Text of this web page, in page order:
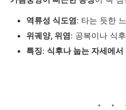
역류성 식도염: 타는 듯한
위궤양, 위염: 공복이나 식
특징: 식후나 눕는 자세에서